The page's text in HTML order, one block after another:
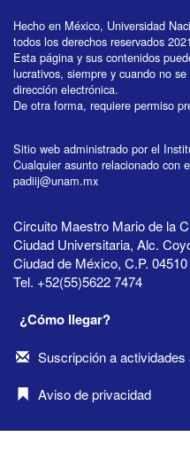
Hecho en México, Universidad
todos los derechos reservados
Esta página y sus contenidos
lucrativos, siempre y cuando no
dirección electrónica.
De otra forma, requiere permiso
Sitio web administrado por el
Cualquier asunto relacionado con
padiij@unam.mx
Circuito Maestro Mario de la
Ciudad Universitaria, Alc.
Ciudad de México, C.P. 04510
Tel. +52(55)5622 7474
¿Cómo llegar?
Suscripción a
Aviso de privacidad